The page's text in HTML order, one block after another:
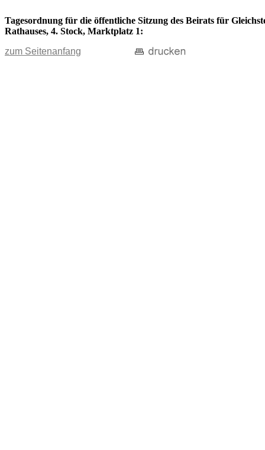
Tagesordnung für die öffentliche Sitzung des Beirats für
Rathauses, 4. Stock, Marktplatz 1:
zum Seitenanfang